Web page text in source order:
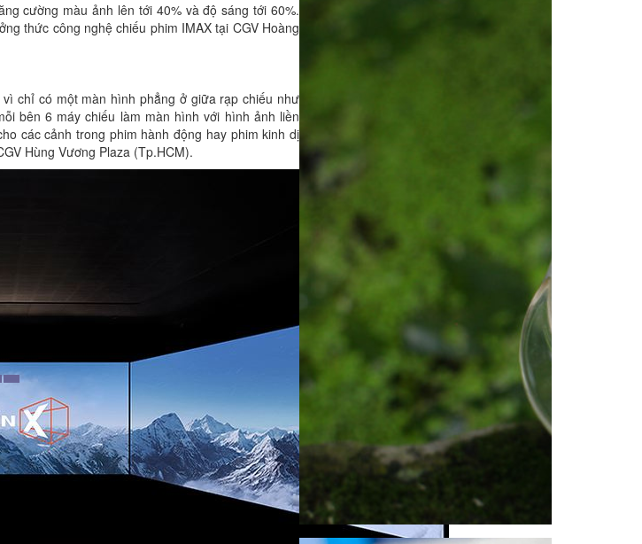
cường màu ảnh lên tới 40% và độ sáng tới 60%.
thức công nghệ chiếu phim IMAX tại CGV Hoàng
chỉ có một màn hình phẳng ở giữa rạp chiếu như
bên 6 máy chiếu làm màn hình với hình ảnh liền
các cảnh trong phim hành động hay phim kinh dị
Hùng Vương Plaza (Tp.HCM).